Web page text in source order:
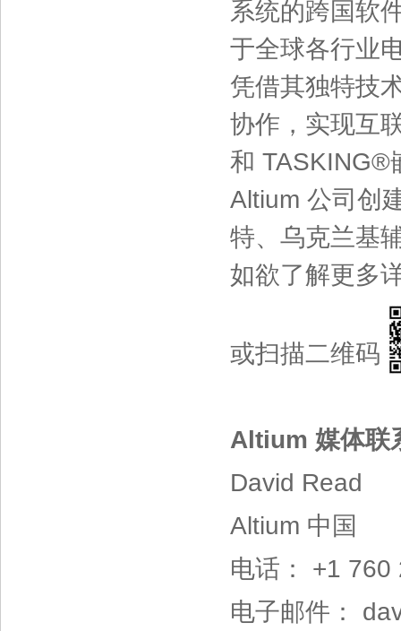
系统的跨国软
于全球各行业
凭借其独特技
协作，实现互
和 TASKING®
Altium 公司创
特、乌克兰基
如欲了解更多
或扫描二维码
Altium 媒体联
David Read
Altium 中国
电话： +1 760
电子邮件：